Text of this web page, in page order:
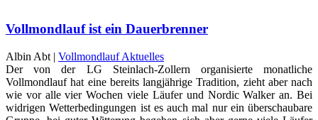
Vollmondlauf ist ein Dauerbrenner
Albin Abt | Vollmondlauf Aktuelles
Der von der LG Steinlach-Zollern organisierte monatliche
Vollmondlauf hat eine bereits langjährige Tradition, zieht aber nach
wie vor alle vier Wochen viele Läufer und Nordic Walker an. Bei
widrigen Wetterbedingungen ist es auch mal nur ein überschaubare